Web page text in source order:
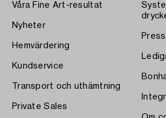
Våra Fine Art-resultat
Nyheter
Hemvärdering
Kundservice
Transport och uthämtning
Private Sales
Press